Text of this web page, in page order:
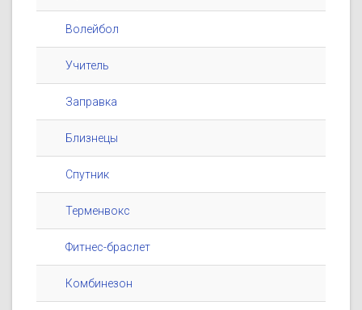
Волейбол
Учитель
Заправка
Близнецы
Спутник
Терменвокс
Фитнес-браслет
Комбинезон